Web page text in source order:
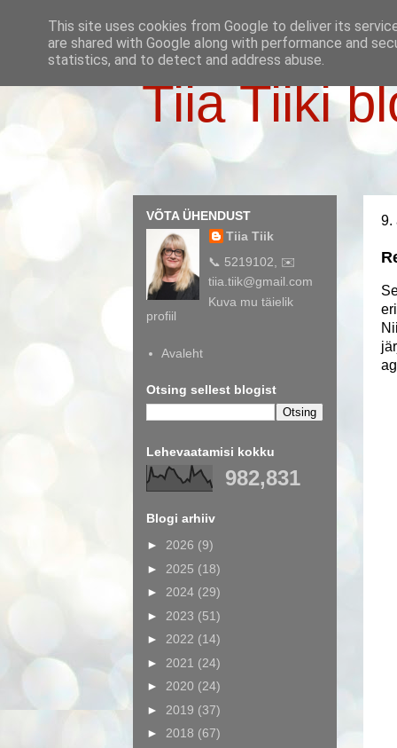
Tiia Tiiki
9.
VÕTA ÜHENDUST
Tiia Tiik
📞 5219102, ✉️
tiia.tiik@gmail.com
Kuva mu täielik
profiil
Avaleht
Otsing sellest blogist
Lehevaatamisi kokku
982,831
Blogi arhiiv
► 2026 (9)
► 2025 (18)
► 2024 (29)
► 2023 (51)
► 2022 (14)
► 2021 (24)
► 2020 (24)
► 2019 (37)
► 2018 (67)
This site uses cookies from Google to deliver its
are shared with Google along with performance and
statistics, and to detect and address abuse.